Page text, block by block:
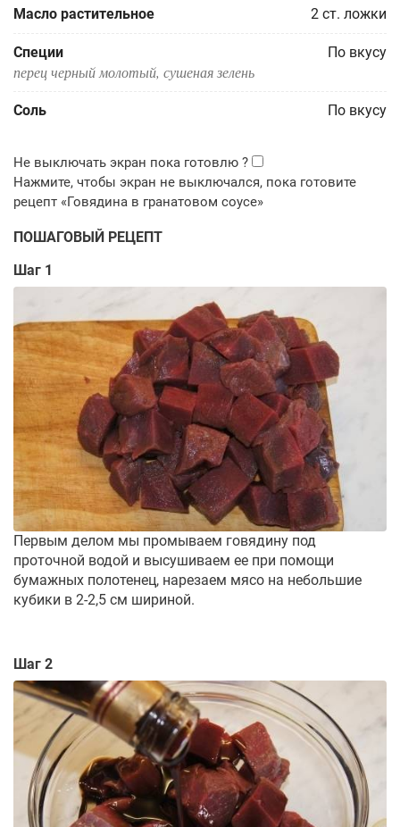
Масло растительное 2 ст. ложки
Специи По вкусу
перец черный молотый, сушеная зелень
Соль По вкусу
ПОШАГОВЫЙ РЕЦЕПТ
Шаг 1
Первым делом мы промываем говядину под
проточной водой и высушиваем ее при помощи
бумажных полотенец, нарезаем мясо на небольшие
кубики в 2-2,5 см шириной.
Шаг 2